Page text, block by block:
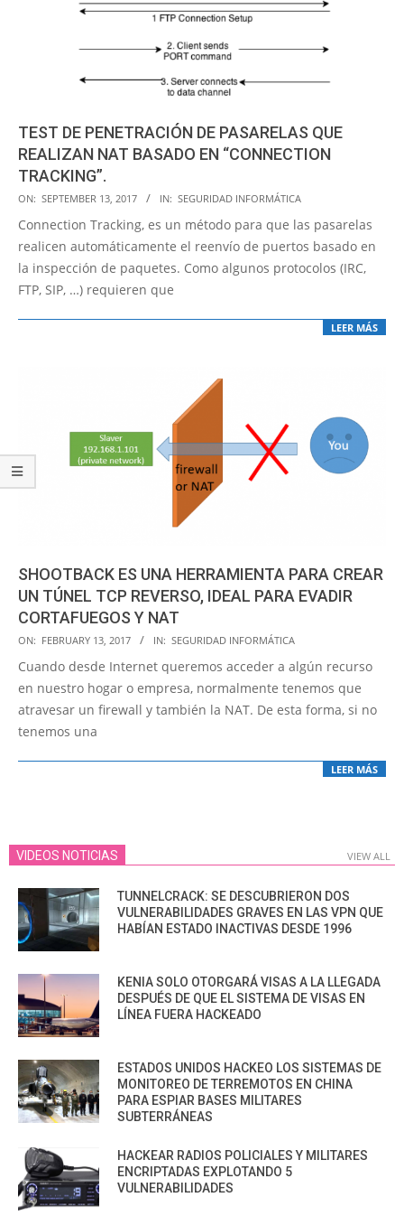
TEST DE PENETRACIÓN DE PASARELAS QUE
REALIZAN NAT BASADO EN “CONNECTION
TRACKING”.
2017-
09-
13
ON: SEPTEMBER 13, 2017 IN: SEGURIDAD INFORMÁTICA
Connection Tracking, es un método para que las pasarelas
realicen automáticamente el reenvío de puertos basado en
la inspección de paquetes. Como algunos protocolos (IRC,
FTP, SIP, …) requieren que
LEER MÁS
SHOOTBACK ES UNA HERRAMIENTA PARA CREAR
UN TÚNEL TCP REVERSO, IDEAL PARA EVADIR
CORTAFUEGOS Y NAT
2017-
02-
13
ON: FEBRUARY 13, 2017 IN: SEGURIDAD INFORMÁTICA
Cuando desde Internet queremos acceder a algún recurso
en nuestro hogar o empresa, normalmente tenemos que
atravesar un firewall y también la NAT. De esta forma, si no
tenemos una
LEER MÁS
VIDEOS NOTICIAS VIEW ALL
TUNNELCRACK: SE DESCUBRIERON DOS
VULNERABILIDADES GRAVES EN LAS VPN QUE
HABÍAN ESTADO INACTIVAS DESDE 1996
KENIA SOLO OTORGARÁ VISAS A LA LLEGADA
DESPUÉS DE QUE EL SISTEMA DE VISAS EN
LÍNEA FUERA HACKEADO
ESTADOS UNIDOS HACKEO LOS SISTEMAS DE
MONITOREO DE TERREMOTOS EN CHINA
PARA ESPIAR BASES MILITARES
SUBTERRÁNEAS
HACKEAR RADIOS POLICIALES Y MILITARES
ENCRIPTADAS EXPLOTANDO 5
VULNERABILIDADES